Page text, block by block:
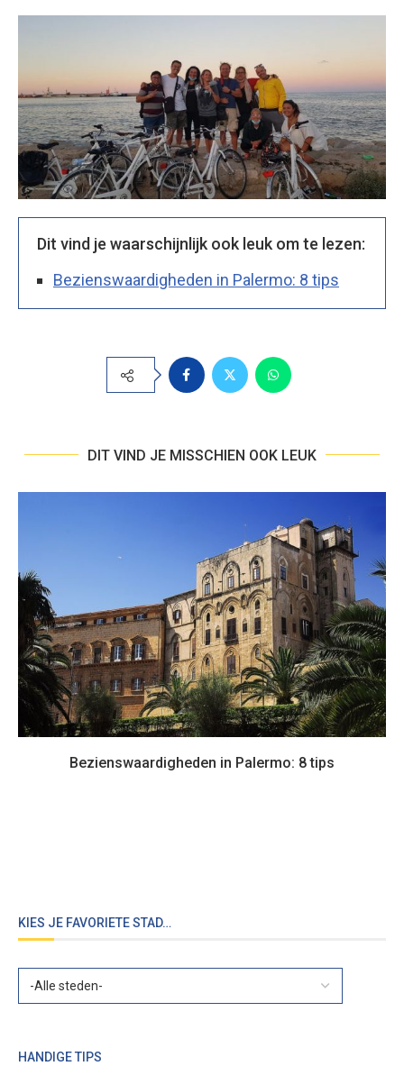
Dit vind je waarschijnlijk ook leuk om te lezen:
Bezienswaardigheden in Palermo: 8 tips
DIT VIND JE MISSCHIEN OOK LEUK
Bezienswaardigheden in Palermo: 8 tips
KIES JE FAVORIETE STAD…
HANDIGE TIPS